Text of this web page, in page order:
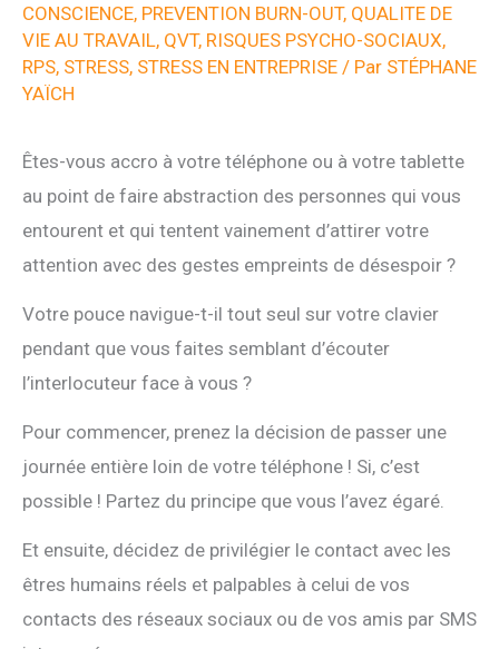
CONSCIENCE, PREVENTION BURN-OUT, QUALITE DE
VIE AU TRAVAIL, QVT, RISQUES PSYCHO-SOCIAUX,
RPS, STRESS, STRESS EN ENTREPRISE / Par STÉPHANE
YAÏCH
Êtes-vous accro à votre téléphone ou à votre tablette
au point de faire abstraction des personnes qui vous
entourent et qui tentent vainement d’attirer votre
attention avec des gestes empreints de désespoir ?
Votre pouce navigue-t-il tout seul sur votre clavier
pendant que vous faites semblant d’écouter
l’interlocuteur face à vous ?
Pour commencer, prenez la décision de passer une
journée entière loin de votre téléphone ! Si, c’est
possible ! Partez du principe que vous l’avez égaré.
Et ensuite, décidez de privilégier le contact avec les
êtres humains réels et palpables à celui de vos
contacts des réseaux sociaux ou de vos amis par SMS